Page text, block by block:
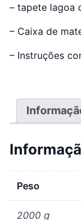
– tapete lagoa
– Caixa de
– Instruções
Peso
2000 g